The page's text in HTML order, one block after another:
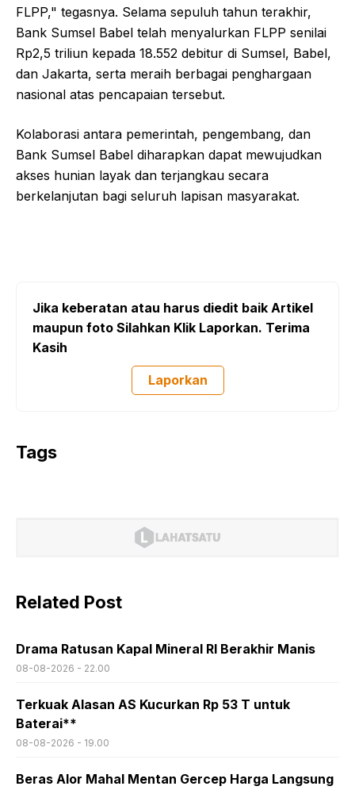
FLPP," tegasnya. Selama sepuluh tahun terakhir,
Bank Sumsel Babel telah menyalurkan FLPP senilai
Rp2,5 triliun kepada 18.552 debitur di Sumsel, Babel,
dan Jakarta, serta meraih berbagai penghargaan
nasional atas pencapaian tersebut.
Kolaborasi antara pemerintah, pengembang, dan
Bank Sumsel Babel diharapkan dapat mewujudkan
akses hunian layak dan terjangkau secara
berkelanjutan bagi seluruh lapisan masyarakat.
Jika keberatan atau harus diedit baik Artikel
maupun foto Silahkan Klik Laporkan. Terima
Kasih
Laporkan
Tags
Related Post
Drama Ratusan Kapal Mineral RI Berakhir Manis
08-08-2026 - 22.00
Terkuak Alasan AS Kucurkan Rp 53 T untuk
Baterai**
08-08-2026 - 19.00
Beras Alor Mahal Mentan Gercep Harga Langsung